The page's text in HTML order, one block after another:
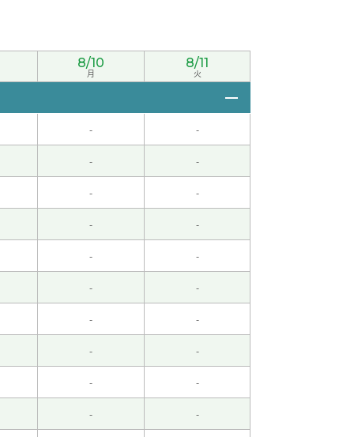
趣了。 以前住过天津的时候，我对早上吃粥
准一级和汉语导游考试的资格。
8/10
月
8/11
火
- -
- -
- -
- -
- -
- -
- -
- -
- -
- -